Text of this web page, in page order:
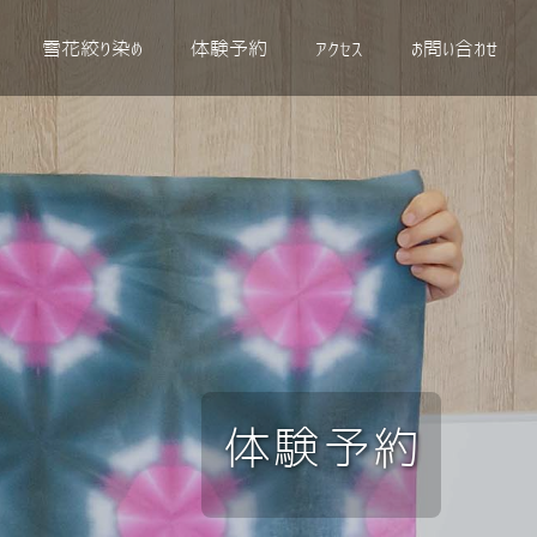
雪花絞り染め 体験予約 アクセス お問い合わせ
体験予約